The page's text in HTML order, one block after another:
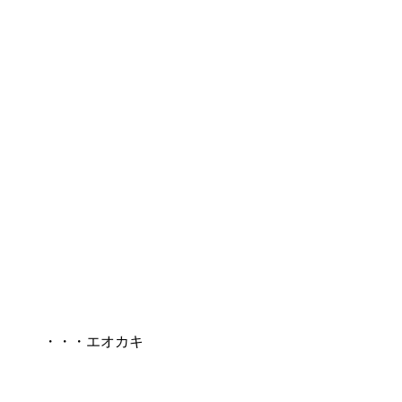
・・・エオカキ